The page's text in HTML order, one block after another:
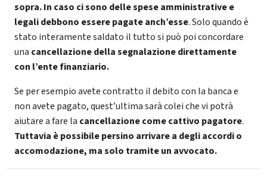
sopra. In caso ci sono delle spese amministrative e
legali debbono essere pagate anch’esse. Solo quando è
stato interamente saldato il tutto si può poi concordare
una cancellazione della segnalazione direttamente
con l’ente finanziario.
Se per esempio avete contratto il debito con la banca e
non avete pagato, quest’ultima sarà colei che vi potrà
aiutare a fare la cancellazione come cattivo pagatore.
Tuttavia è possibile persino arrivare a degli accordi o
accomodazione, ma solo tramite un avvocato.